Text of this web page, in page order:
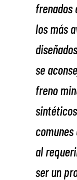
frenados
los más
se
freno
al
ser un